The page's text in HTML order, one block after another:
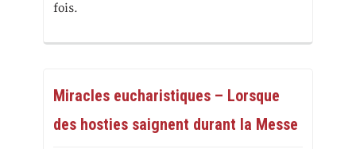
fois.
Miracles eucharistiques – Lorsque
des hosties saignent durant la Messe